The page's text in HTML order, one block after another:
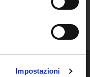
Impostazioni
della nostra Community!